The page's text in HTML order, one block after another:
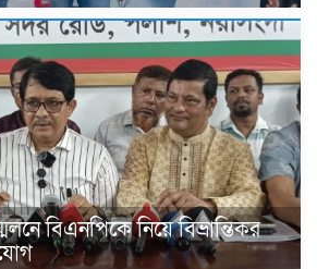
বিএনপিকে নিয়ে বিভ্রান্তিকর